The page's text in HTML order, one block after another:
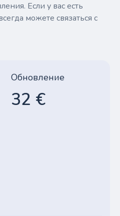
Если у вас есть
можете связаться с
Обновление
32 €